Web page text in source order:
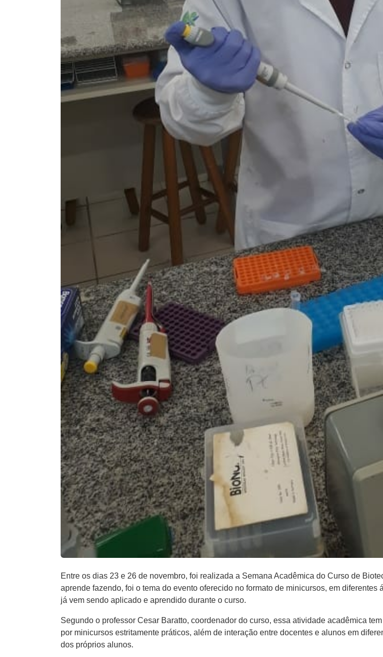
Entre os dias 23 e 26 de novembro, foi realizada a Semana Acadêmica do Curso de
aprende fazendo, foi o tema do evento oferecido no formato de minicursos, em
já vem sendo aplicado e aprendido durante o curso.
Segundo o professor Cesar Baratto, coordenador do curso, essa atividade acadêmica
por minicursos estritamente práticos, além de interação entre docentes e alunos em
dos próprios alunos.